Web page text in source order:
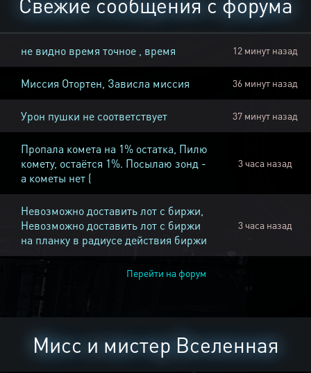
не видно время точное , время 12 минут назад
Миссия Отортен, Зависла миссия 36 минут назад
Урон пушки не соответствует 37 минут назад
Пропала комета на 1% остатка, Пилю
комету, остаётся 1%. Посылаю зонд -
а кометы нет (
3 часа назад
Невозможно доставить лот с биржи,
Невозможно доставить лот с биржи
на планку в радиусе действия биржи
3 часа назад
Перейти на форум
Мисс и мистер Вселенная